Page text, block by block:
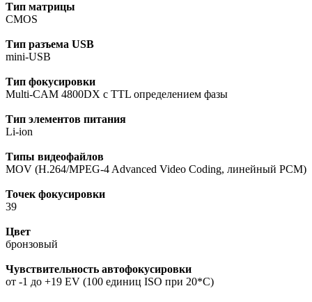
Тип матрицы
CMOS
Тип разъема USB
mini-USB
Тип фокусировки
Multi-CAM 4800DX с TTL определением фазы
Тип элементов питания
Li-ion
Типы видеофайлов
MOV (H.264/MPEG-4 Advanced Video Coding, линейный PCM)
Точек фокусировки
39
Цвет
бронзовый
Чувствительность автофокусировки
от -1 до +19 EV (100 единиц ISO при 20*C)